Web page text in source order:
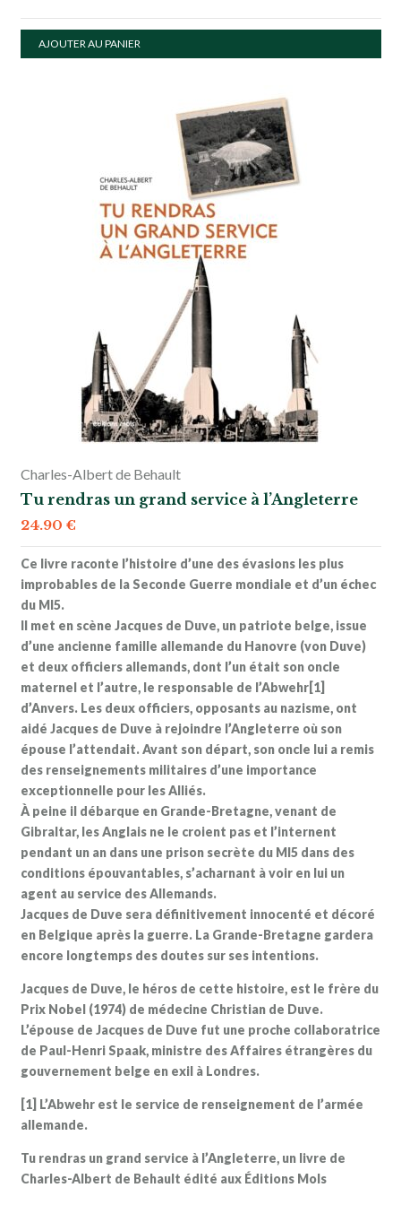
AJOUTER AU PANIER
Charles-Albert de Behault
Tu rendras un grand service à l’Angleterre
24.90 €
Ce livre raconte l’histoire d’une des évasions les plus
improbables de la Seconde Guerre mondiale et d’un échec
du MI5.
Il met en scène Jacques de Duve, un patriote belge, issue
d’une ancienne famille allemande du Hanovre (von Duve)
et deux officiers allemands, dont l’un était son oncle
maternel et l’autre, le responsable de l’Abwehr[1]
d’Anvers. Les deux officiers, opposants au nazisme, ont
aidé Jacques de Duve à rejoindre l’Angleterre où son
épouse l’attendait. Avant son départ, son oncle lui a remis
des renseignements militaires d’une importance
exceptionnelle pour les Alliés.
À peine il débarque en Grande-Bretagne, venant de
Gibraltar, les Anglais ne le croient pas et l’internent
pendant un an dans une prison secrète du MI5 dans des
conditions épouvantables, s’acharnant à voir en lui un
agent au service des Allemands.
Jacques de Duve sera définitivement innocenté et décoré
en Belgique après la guerre. La Grande-Bretagne gardera
encore longtemps des doutes sur ses intentions.
Jacques de Duve, le héros de cette histoire, est le frère du
Prix Nobel (1974) de médecine Christian de Duve.
L’épouse de Jacques de Duve fut une proche collaboratrice
de Paul-Henri Spaak, ministre des Affaires étrangères du
gouvernement belge en exil à Londres.
[1] L’Abwehr est le service de renseignement de l’armée
allemande.
Tu rendras un grand service à l’Angleterre, un livre de
Charles-Albert de Behault édité aux Éditions Mols